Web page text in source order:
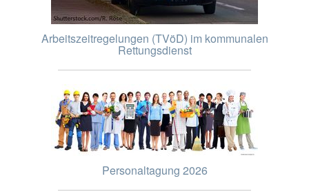
Arbeitszeitregelungen (TVöD) im kommunalen
Rettungsdienst
Personaltagung 2026